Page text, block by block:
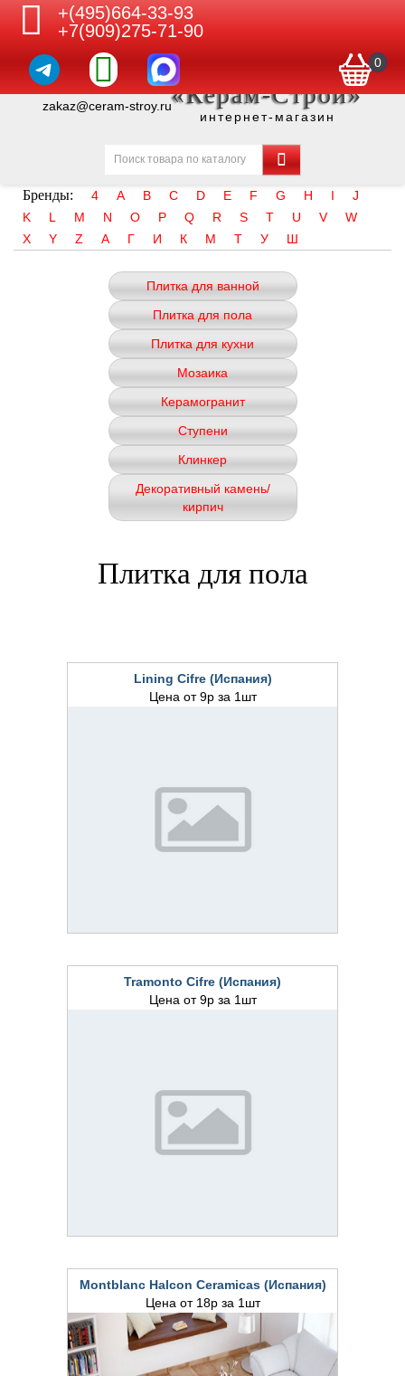
+(495)664-33-93
+7(909)275-71-90
0
zakaz@ceram-stroy.ru«Керам-Строй»
интернет-магазин
Бренды: 4 A B C D E F G H I
J
K
L M N O P Q R S T U V
W
X
Y Z А Г И К М Т У Ш
Плитка для ванной
Плитка для пола
Плитка для кухни
Мозаика
Керамогранит
Ступени
Клинкер
Декоративный камень/
кирпич
Плитка для пола
Lining Cifre (Испания)
Цена от 9р за 1шт
Tramonto Cifre (Испания)
Цена от 9р за 1шт
Montblanc Halcon Ceramicas (Испания)
Цена от 18р за 1шт